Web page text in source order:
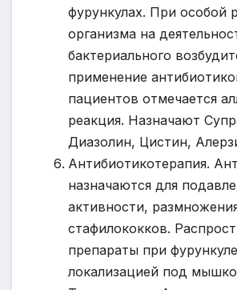
фурункулах. При особой
организма на
бактериального
применение
пациентов отмечается
реакция. Назначают
Диазолин, Цистин,
Антибиотикотерапия.
назначаются для
активности,
стафилококков.
препараты при
локализацией под